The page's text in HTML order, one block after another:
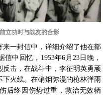
立功时与战友的合影
一封信中，详细介绍了他在部
中回忆，1953年6月23日晚，
击，在战斗中，李征明英勇顽
火线。在硝烟弥漫的枪林弹雨
后终因伤势过重，救治无效牺